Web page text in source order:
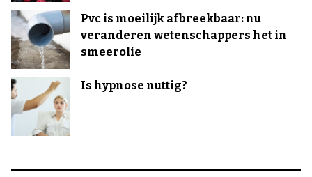
Pvc is moeilijk afbreekbaar: nu
veranderen wetenschappers het in
smeerolie
Is hypnose nuttig?